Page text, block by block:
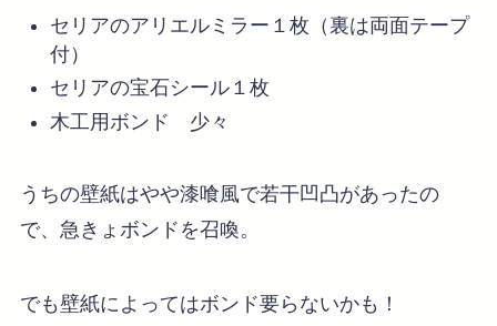
セリアのアリエルミラー１枚（裏は両面テープ
付）
セリアの宝石シール１枚
木工用ボンド 少々
うちの壁紙はやや漆喰風で若干凹凸があったの
で、急きょボンドを召喚。
でも壁紙によってはボンド要らないかも！